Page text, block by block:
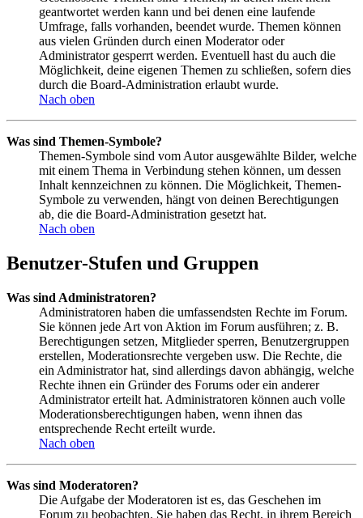
geantwortet werden kann und bei denen eine laufende
Umfrage, falls vorhanden, beendet wurde. Themen können
aus vielen Gründen durch einen Moderator oder
Administrator gesperrt werden. Eventuell hast du auch die
Möglichkeit, deine eigenen Themen zu schließen, sofern dies
durch die Board-Administration erlaubt wurde.
Nach oben
Was sind Themen-Symbole?
Themen-Symbole sind vom Autor ausgewählte Bilder, welche
mit einem Thema in Verbindung stehen können, um dessen
Inhalt kennzeichnen zu können. Die Möglichkeit, Themen-
Symbole zu verwenden, hängt von deinen Berechtigungen
ab, die die Board-Administration gesetzt hat.
Nach oben
Benutzer-Stufen und Gruppen
Was sind Administratoren?
Administratoren haben die umfassendsten Rechte im Forum.
Sie können jede Art von Aktion im Forum ausführen; z. B.
Berechtigungen setzen, Mitglieder sperren, Benutzergruppen
erstellen, Moderationsrechte vergeben usw. Die Rechte, die
ein Administrator hat, sind allerdings davon abhängig, welche
Rechte ihnen ein Gründer des Forums oder ein anderer
Administrator erteilt hat. Administratoren können auch volle
Moderationsberechtigungen haben, wenn ihnen das
entsprechende Recht erteilt wurde.
Nach oben
Was sind Moderatoren?
Die Aufgabe der Moderatoren ist es, das Geschehen im
Forum zu beobachten. Sie haben das Recht, in ihrem Bereich